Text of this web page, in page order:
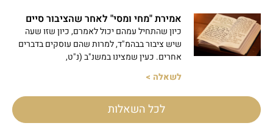
אמירת "מחי ומסי" לאחר שהציבור סיים
כיון שהתחיל עמהם יכול לאמרם, כיון שזו שעה
שיש ציבור בבהמ"ד, למרות שהם עוסקים בדברים
אחרים. כעין שמצינו במשנ"ב (נ"ט,
לשאלה >
לכל השאלות